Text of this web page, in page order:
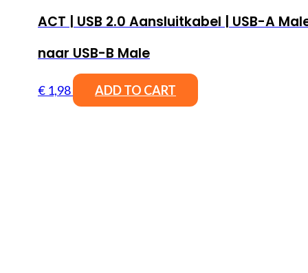
ACT | USB 2.0 Aansluitkabel | USB-A
naar USB-B Male
€ 1,98 ADD TO CART